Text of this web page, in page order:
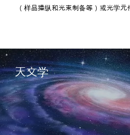
（样品操纵和光束制备等）或光学元
天文学